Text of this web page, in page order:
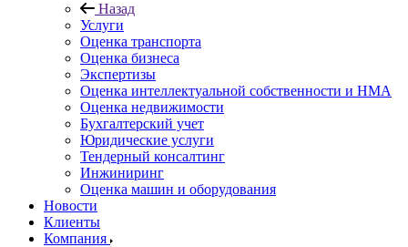
Назад
Услуги
Оценка транcпорта
Оценка бизнеса
Экспертизы
Оценка интеллектуальной собственности и НМА
Оценка недвижимости
Бухгалтерский учет
Юридические услуги
Тендерный консалтинг
Инжиниринг
Оценка машин и оборудования
Новости
Клиенты
Компания